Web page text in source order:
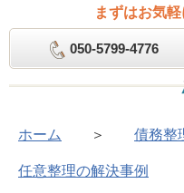
まずはお気
050-5799-4776
ホーム ＞ 債務整
任意整理の解決事例